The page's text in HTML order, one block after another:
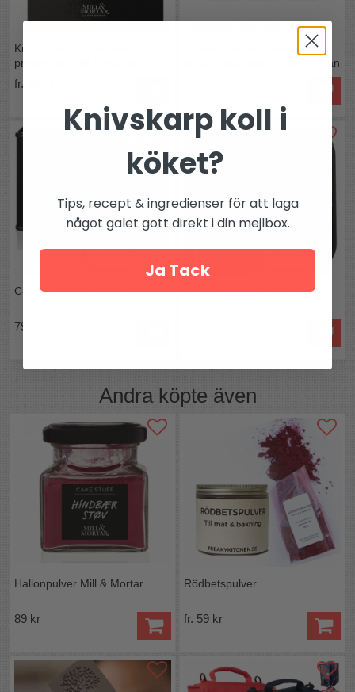
Kryddor & salt med röksmak i
presentask Mill & Mortar
fr. 321 kr
kryddburkar Mill & Mortar (utan
Citrussalt Mill & Mortar
79 kr
Karl Johan Salt Mill & Mortar
Andra köpte även
Hallonpulver Mill & Mortar
89 kr
Rödbetspulver
fr. 59 kr
Knivskarp koll i
köket?
Tips, recept & ingredienser för att laga
något galet gott direkt i din mejlbox.
Ja Tack